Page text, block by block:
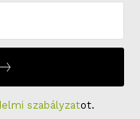
szabályzatot.